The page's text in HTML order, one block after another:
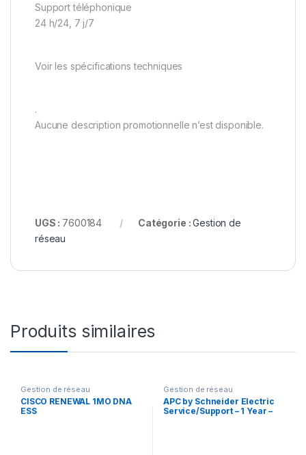
Support téléphonique
24 h/24, 7 j/7
Voir les spécifications techniques
.
Aucune description promotionnelle n’est disponible.
UGS : 7600184 Catégorie :Gestion de
réseau
Produits similaires
Gestion de réseau
CISCO RENEWAL 1MO DNA
ESS
Gestion de réseau
APC by Schneider Electric
Service/Support – 1 Year –